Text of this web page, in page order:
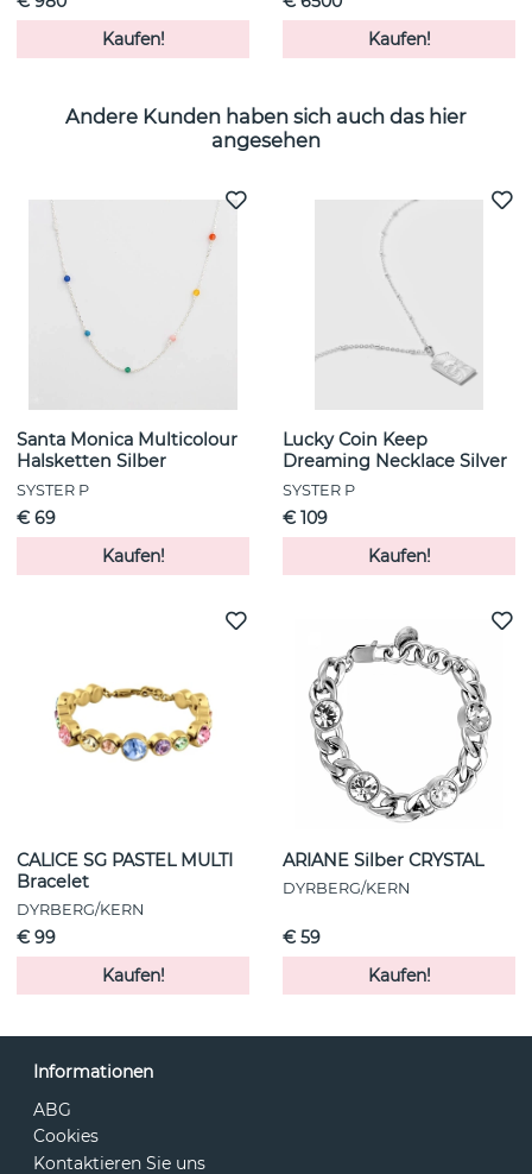
Kaufen!
Kaufen!
Andere Kunden haben sich auch das hier
angesehen
Santa Monica Multicolour
Halsketten Silber
SYSTER P
€ 69
Kaufen!
Lucky Coin Keep
Dreaming Necklace Silver
SYSTER P
€ 109
Kaufen!
CALICE SG PASTEL MULTI
Bracelet
DYRBERG/KERN
€ 99
Kaufen!
ARIANE Silber CRYSTAL
DYRBERG/KERN
€ 59
Kaufen!
Informationen
ABG
Cookies
Kontaktieren Sie uns